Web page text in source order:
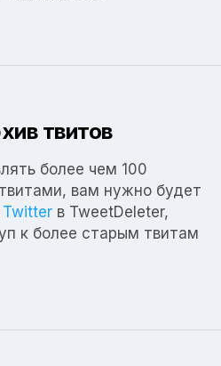
твитов
более чем 100
вам нужно будет
Twitter в TweetDeleter,
к более старым твитам